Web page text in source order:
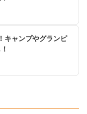
キャンプやグランピ